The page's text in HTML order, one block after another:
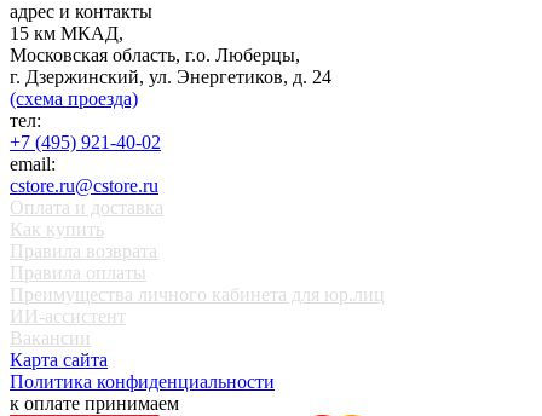
адрес и контакты
15 км МКАД,
Московская область, г.о. Люберцы,
г. Дзержинский, ул. Энергетиков, д. 24
(схема проезда)
тел:
+7 (495) 921-40-02
email:
cstore.ru@cstore.ru
Оплата и доставка
Как купить
Правила возврата
Правила оплаты
Преимущества личного кабинета для юр.лиц
ИИ-ассистент
Вакансии
Карта сайта
Политика конфиденциальности
к оплате принимаем